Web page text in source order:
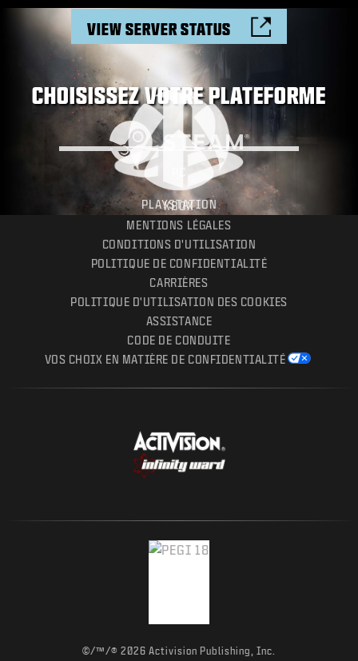
VIEW SERVER STATUS
CHOISISSEZ VOTRE PLATEFORME
PLAYSTATION
XBOX
MENTIONS LÉGALES
CONDITIONS D'UTILISATION
POLITIQUE DE CONFIDENTIALITÉ
CARRIÈRES
POLITIQUE D'UTILISATION DES COOKIES
ASSISTANCE
CODE DE CONDUITE
VOS CHOIX EN MATIÈRE DE CONFIDENTIALITÉ
©/™/® 2026 Activision Publishing, Inc.